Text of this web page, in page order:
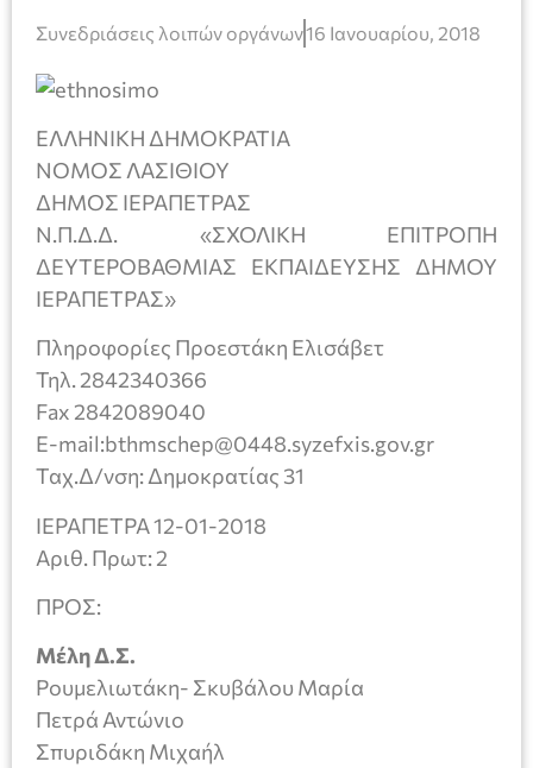
Συνεδριάσεις λοιπών οργάνων16 Ιανουαρίου, 2018
ΕΛΛΗΝΙΚΗ ΔΗΜΟΚΡΑΤΙΑ
ΝΟΜΟΣ ΛΑΣΙΘΙΟΥ
ΔΗΜΟΣ ΙΕΡΑΠΕΤΡΑΣ
Ν.Π.Δ.Δ. «ΣΧΟΛΙΚΗ ΕΠΙΤΡΟΠΗ
ΔΕΥΤΕΡΟΒΑΘΜΙΑΣ ΕΚΠΑΙΔΕΥΣΗΣ ΔΗΜΟΥ
ΙΕΡΑΠΕΤΡΑΣ»
Πληροφορίες Προεστάκη Ελισάβετ
Τηλ. 2842340366
Fax 2842089040
E-mail:bthmschep@0448.syzefxis.gov.gr
Ταχ.Δ/νση: Δημοκρατίας 31
ΙΕΡΑΠΕΤΡΑ 12-01-2018
Αριθ. Πρωτ: 2
ΠΡΟΣ:
Μέλη Δ.Σ.
Ρουμελιωτάκη- Σκυβάλου Μαρία
Πετρά Αντώνιο
Σπυριδάκη Μιχαήλ